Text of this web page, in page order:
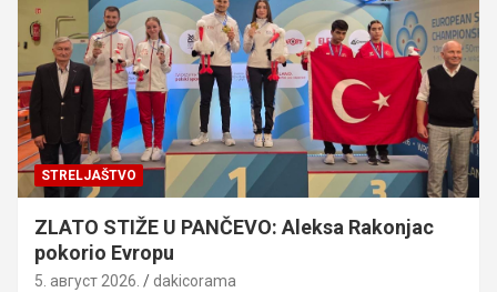
STRELJAŠTVO
ZLATO STIŽE U PANČEVO: Aleksa Rakonjac
pokorio Evropu
5. август 2026. dakicorama